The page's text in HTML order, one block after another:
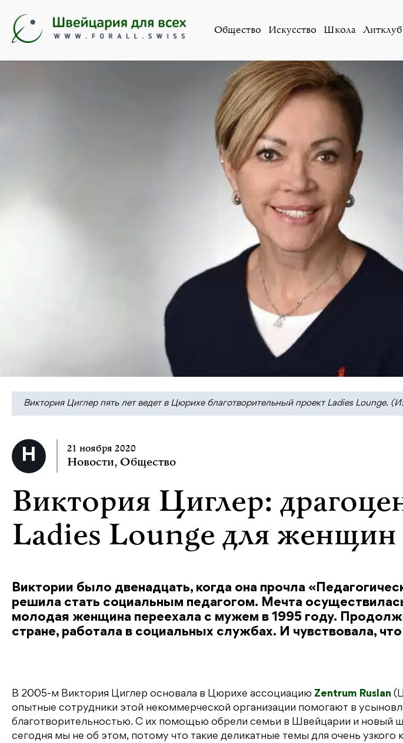
Общество Искусство Школа Литклуб
Виктория Циглер:
Виктория Циглер пять лет ведет в Цюрихе благотворительный проект Ladies Lounge.
21 ноября 2020
Новости, Общество
Виктория Циглер:
Ladies Lounge для
Виктории было двенадцать, когда она прочла
решила стать социальным педагогом. Мечта
молодая женщина переехала с мужем в 1995 году.
стране, работала в социальных службах. И чувствовала,
В 2005-м Виктория Циглер основала в Цюрихе ассоциацию Zentrum Ruslan
опытные сотрудники этой некоммерческой организации помогают в
благотворительностью. С их помощью обрели семьи в Швейцарии и новый
сегодня мы не об этом, потому что такие деликатные темы для очень узкого